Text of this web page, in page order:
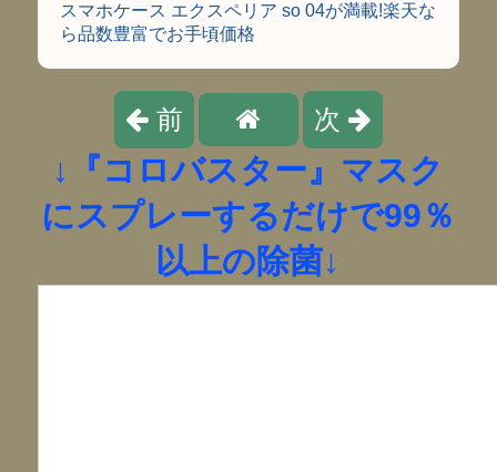
スマホケース エクスペリア so 04が満載!楽天な
ら品数豊富でお手頃価格
前 次
↓『コロバスター』マスク
にスプレーするだけで99％
以上の除菌↓